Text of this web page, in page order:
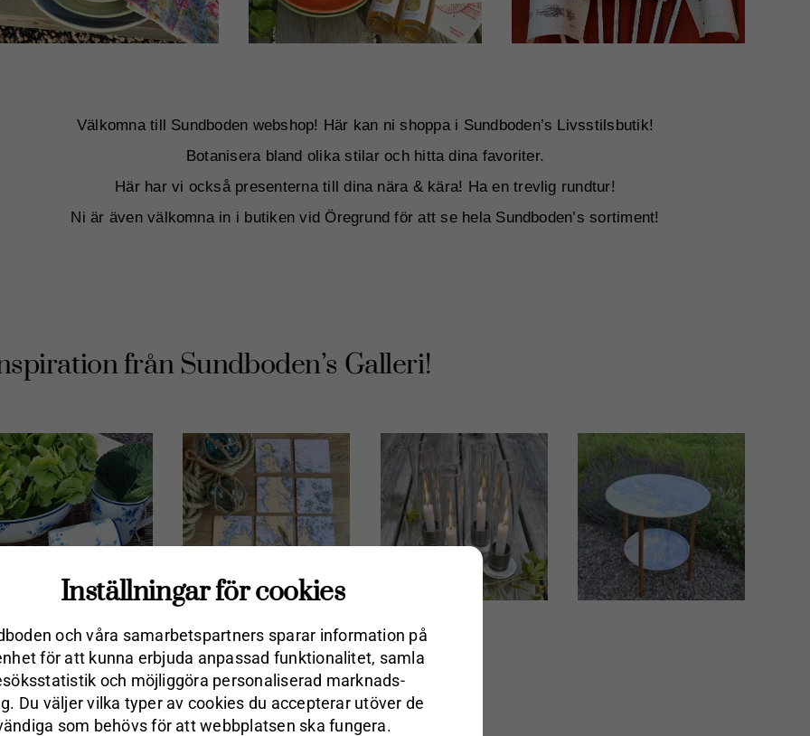
Välkomna till Sundboden webshop! Här kan ni shoppa i Sundboden’s Livsstilsbutik!
Botanisera bland olika stilar och hitta dina favoriter.
Här har vi också presenterna till dina nära & kära! Ha en trevlig rundtur!
Ni är även välkomna in i butiken vid Öregrund för att se hela Sundboden’s sortiment!
från Sundboden’s Galleri!
i webshopen
Inställningar för cookies
och våra samarbets­partners sparar information på
för att kunna erbjuda anpassad funktionalitet, samla
och möjliggöra personaliserad marknads­
Du väljer vilka typer av cookies du accepterar utöver de
som behövs för att webbplatsen ska fungera.